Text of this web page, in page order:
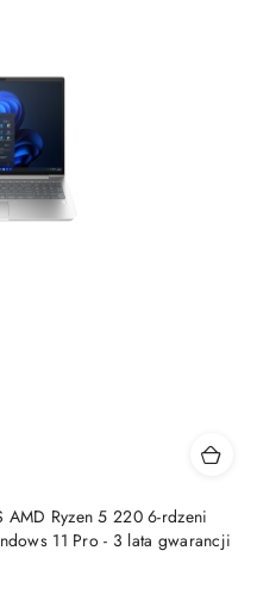
AMD Ryzen 5 220 6-rdzeni
11 Pro - 3 lata gwarancji